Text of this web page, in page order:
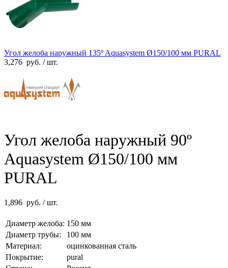
Угол желоба наружный 135º Aquasystem Ø150/100 мм PURAL
3,276 руб. / шт.
Угол желоба наружный 90º
Aquasystem Ø150/100 мм
PURAL
1,896 руб. / шт.
Диаметр желоба: 150 мм
Диаметр трубы:
100 мм
Материал:
оцинкованная сталь
Покрытие:
pural